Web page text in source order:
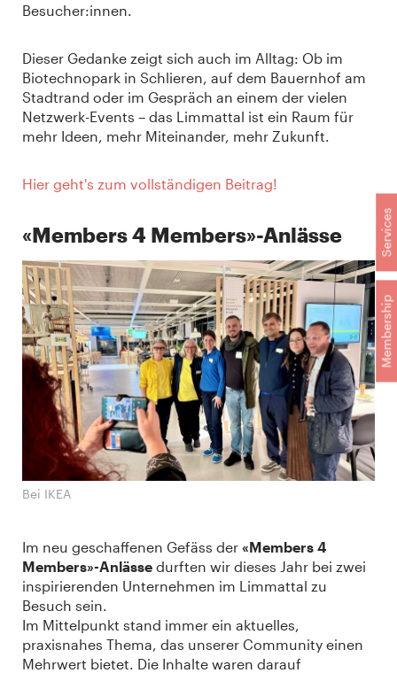
Membership
Services
Besucher:innen.
Dieser Gedanke zeigt sich auch im Alltag: Ob im
Biotechnopark in Schlieren, auf dem Bauernhof am
Stadtrand oder im Gespräch an einem der vielen
Netzwerk-Events – das Limmattal ist ein Raum für
mehr Ideen, mehr Miteinander, mehr Zukunft.
Hier geht's zum vollständigen Beitrag!
«Members 4 Members»-Anlässe
Bei IKEA
Im neu geschaffenen Gefäss der «Members 4
Members»-Anlässe durften wir dieses Jahr bei zwei
inspirierenden Unternehmen im Limmattal zu
Besuch sein.
Im Mittelpunkt stand immer ein aktuelles,
praxisnahes Thema, das unserer Community einen
Mehrwert bietet. Die Inhalte waren darauf